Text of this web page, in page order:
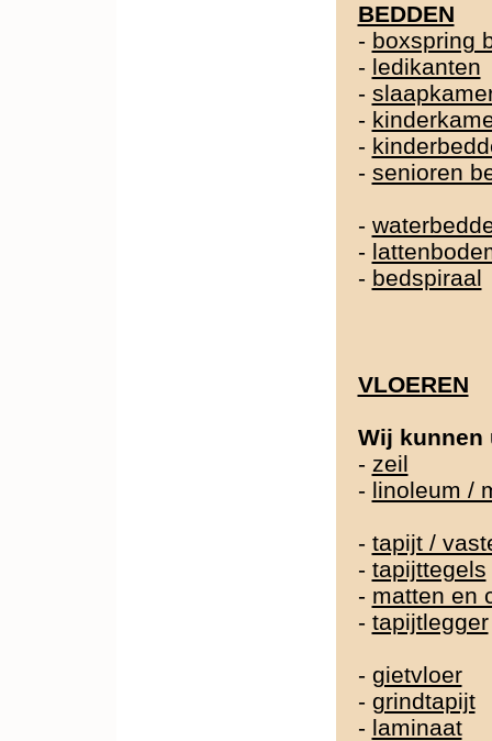
BEDDEN
- boxspring
- ledikanten
-
-
-
- senioren
-
-
- bedspiraal
VLOEREN
Wij kunnen
- zeil
- linoleum /
- tapijt /
- tapijttegels
- matten en
- tapijtlegger
- gietvloer
- grindtapijt
- laminaat